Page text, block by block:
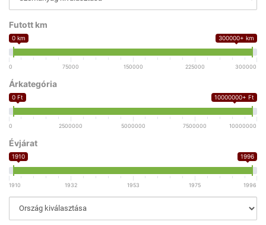
Futott km
0 km 300000+ km
0 75000 150000 225000 300000
Árkategória
0 Ft 10000000+ Ft
0 2500000 5000000 7500000 10000000
Évjárat
1910 1996
1910 1932 1953 1975 1996